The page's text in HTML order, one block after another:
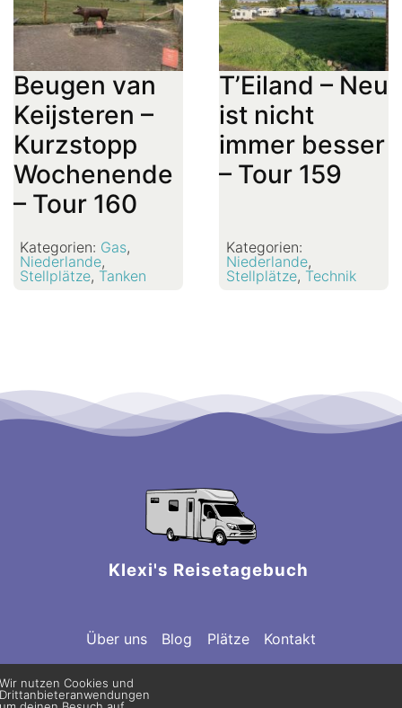
Beugen van
Keijsteren –
Kurzstopp
Wochenende
– Tour 160
Kategorien: Gas,
Niederlande,
Stellplätze, Tanken
T’Eiland – Neu
ist nicht
immer besser
– Tour 159
Kategorien:
Niederlande,
Stellplätze, Technik
Klexi's Reisetagebuch
Über uns Blog Plätze Kontakt
Wir nutzen Cookies und
Drittanbieteranwendungen